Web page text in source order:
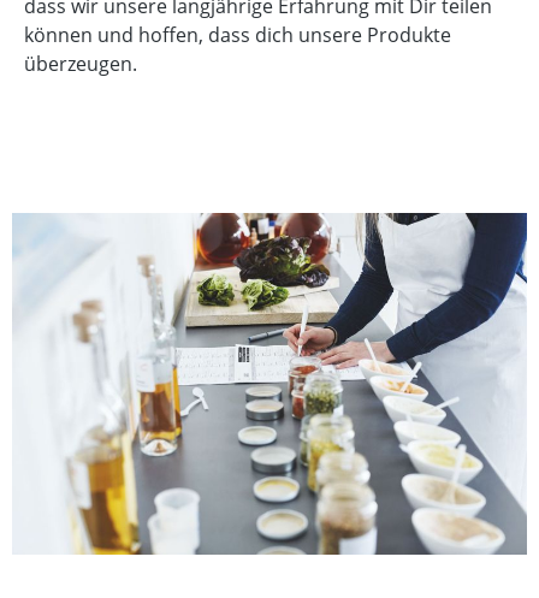
dass wir unsere langjährige Erfahrung mit Dir teilen
können und hoffen, dass dich unsere Produkte
überzeugen.